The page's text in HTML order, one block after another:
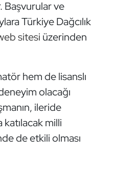
Başvurular ve
Türkiye Dağcılık
sitesi üzerinden
hem de lisanslı
olacağı
ileride
katılacak milli
de etkili olması